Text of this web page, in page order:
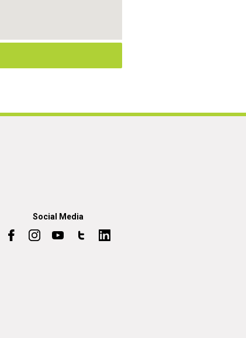
Social Media